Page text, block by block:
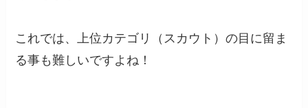
これでは、上位カテゴリ（スカウト）の目に留ま
る事も難しいですよね！